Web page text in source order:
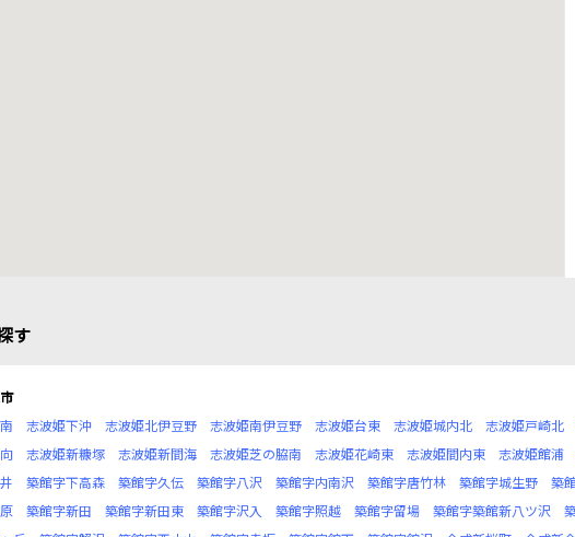
す
志波姫下沖 志波姫北伊豆野 志波姫南伊豆野 志波姫台東 志波姫城内北 志波姫戸崎北
志波姫新糠塚 志波姫新間海 志波姫芝の脇南 志波姫花崎東 志波姫間内東 志波姫館浦
築館字下高森 築館字久伝 築館字八沢 築館字内南沢 築館字唐竹林 築館字城生野 築
築館字新田 築館字新田東 築館字沢入 築館字照越 築館字留場 築館字築館新八ツ沢